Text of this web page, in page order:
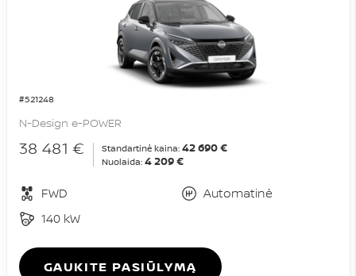
#521248
N-Design e-POWER
38 481 € Standartinė kaina: 42 690 €
Nuolaida: 4 209 €
FWD
Automatinė
140 kW
GAUKITE PASIŪLYMĄ